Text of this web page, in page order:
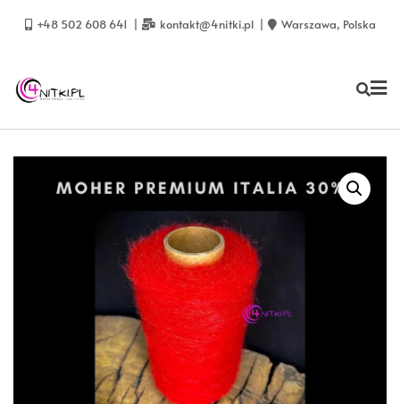
+48 502 608 641 kontakt@4nitki.pl Warszawa, Polska